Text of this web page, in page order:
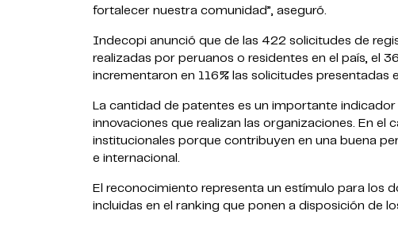
fortalecer nuestra comunidad”, aseguró.
Indecopi anunció que de las 422 solicitudes de
realizadas por peruanos o residentes en el país, el
incrementaron en 116% las solicitudes presentadas
La cantidad de patentes es un importante
innovaciones que realizan las organizaciones. En
institucionales porque contribuyen en una buena
e internacional.
El reconocimiento representa un estímulo para los
incluidas en el ranking que ponen a disposición de